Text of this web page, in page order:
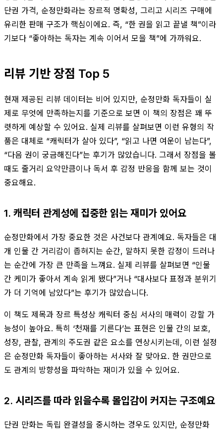
단권 가격, 순정만화라는 장르적 명확성, 그리고 시리즈 구매에
유리한 판매 구조가 핵심이에요. 즉, “한 권을 읽고 끝낼 책”이라
기보다 “좋아하는 독자는 계속 이어서 모을 책”에 가까워요.
리뷰 기반 장점 Top 5
현재 제공된 리뷰 데이터는 비어 있지만, 순정만화 독자들이 실
제로 무엇에 만족하는지를 기준으로 보면 이 책의 장점은 꽤 뚜
렷하게 예상할 수 있어요. 실제 리뷰를 살펴보면 이런 유형의 작
품은 대체로 “캐릭터가 살아 있다”, “읽고 나면 여운이 남는다”,
“다음 권이 궁금해진다”는 후기가 많았습니다. 그래서 장점을 볼
때도 줄거리 요약만큼이나 독서 후 감정 반응을 함께 보는 것이
중요해요.
1. 캐릭터 관계성에 집중한 읽는 재미가 있어요
순정만화에서 가장 중요한 것은 사건보다 관계예요. 독자들은 대
개 인물 간 거리감이 좁혀지는 순간, 말하지 못한 감정이 드러나
는 순간에 가장 큰 만족을 느껴요. 실제 리뷰를 살펴보면 “인물
간 케미가 좋아서 계속 읽게 됐다”거나 “대사보다 표정과 분위기
가 더 기억에 남았다”는 후기가 많았습니다.
이 책도 제목과 장르 특성상 캐릭터 중심 서사의 매력이 강할 가
능성이 높아요. 특히 ‘천재를 기른다’는 표현은 인물 간의 보호,
성장, 관찰, 관계의 주도권 같은 요소를 연상시키는데, 이런 설정
은 순정만화 독자들이 좋아하는 서사와 잘 맞아요. 한 권만으로
도 관계의 방향성을 파악하는 재미가 있을 수 있어요.
2. 시리즈를 따라 읽을수록 몰입감이 커지는 구조예요
단권 만화는 독립 완결성을 중시하는 경우도 있지만, 순정만화